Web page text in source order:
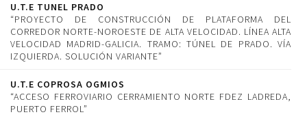
U.T.E TUNEL PRADO
“PROYECTO DE CONSTRUCCIÓN DE PLATAFORMA DEL
CORREDOR NORTE-NOROESTE DE ALTA VELOCIDAD. LÍNEA ALTA
VELOCIDAD MADRID-GALICIA. TRAMO: TÚNEL DE PRADO. VÍA
IZQUIERDA. SOLUCIÓN VARIANTE”
U.T.E COPROSA OGMIOS
“ACCESO FERROVIARIO CERRAMIENTO NORTE FDEZ LADREDA,
PUERTO FERROL”